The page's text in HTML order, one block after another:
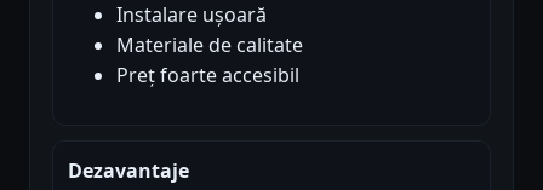
Instalare ușoară
Materiale de calitate
Preț foarte accesibil
Dezavantaje